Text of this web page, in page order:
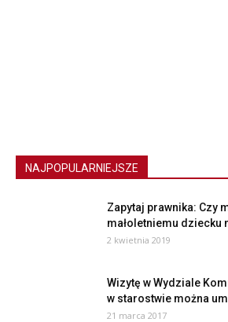
NAJPOPULARNIEJSZE
Zapytaj prawnika: Czy
małoletniemu dziecku
2 kwietnia 2019
Wizytę w Wydziale
w starostwie można
21 marca 2017